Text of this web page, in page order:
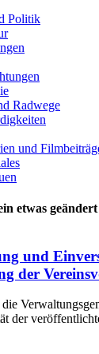
Politik
Radwege
und
etwas
und
der
der